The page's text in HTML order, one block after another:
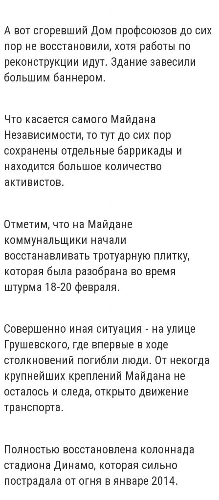
А вот сгоревший Дом профсоюзов до сих
пор не восстановили, хотя работы по
реконструкции идут. Здание завесили
большим баннером.
Что касается самого Майдана
Независимости, то тут до сих пор
сохранены отдельные баррикады и
находится большое количество
активистов.
Отметим, что на Майдане
коммунальщики начали
восстанавливать тротуарную плитку,
которая была разобрана во время
штурма 18-20 февраля.
Совершенно иная ситуация - на улице
Грушевского, где впервые в ходе
столкновений погибли люди. От некогда
крупнейших креплений Майдана не
осталось и следа, открыто движение
транспорта.
Полностью восстановлена колоннада
стадиона Динамо, которая сильно
пострадала от огня в январе 2014.